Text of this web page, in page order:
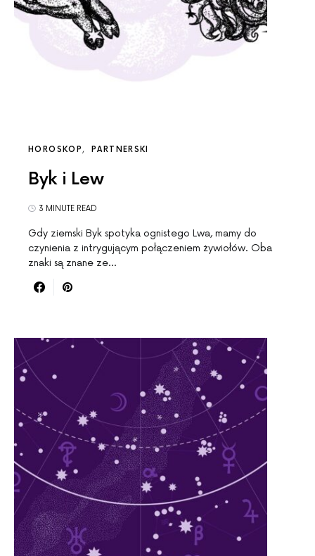
HOROSKOP PARTNERSKI
Byk i Lew
3 MINUTE READ
Gdy ziemski Byk spotyka ognistego Lwa, mamy do
czynienia z intrygującym połączeniem żywiołów. Oba
znaki są znane ze…